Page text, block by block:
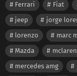
Ferrari
Fiat
jeep
jorge
lorenzo
marc
Mazda
mclaren
mercedes amg